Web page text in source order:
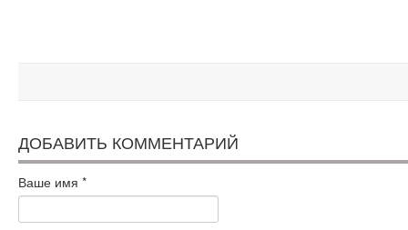
ДОБАВИТЬ КОММЕНТАРИЙ
Ваше имя *